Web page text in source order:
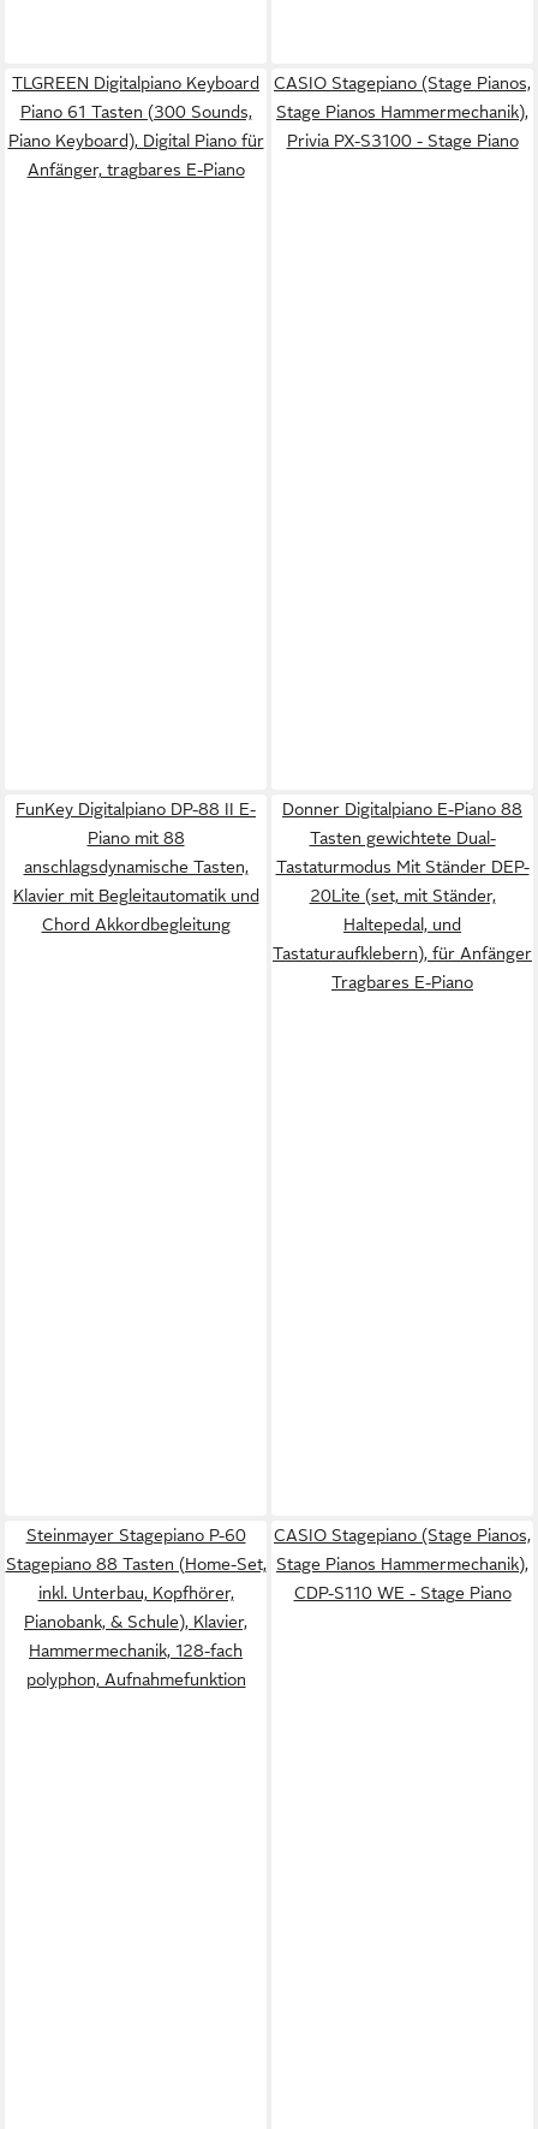
TLGREEN Digitalpiano Keyboard
Piano 61 Tasten (300 Sounds,
Piano Keyboard), Digital Piano für
Anfänger, tragbares E-Piano
CASIO Stagepiano (Stage Pianos,
Stage Pianos Hammermechanik),
Privia PX-S3100 - Stage Piano
FunKey Digitalpiano DP-88 II E-
Piano mit 88
anschlagsdynamische Tasten,
Klavier mit Begleitautomatik und
Chord Akkordbegleitung
Donner Digitalpiano E-Piano 88
Tasten gewichtete Dual-
Tastaturmodus Mit Ständer DEP-
20Lite (set, mit Ständer,
Haltepedal, und
Tastaturaufklebern), für Anfänger
Tragbares E-Piano
Steinmayer Stagepiano P-60
Stagepiano 88 Tasten (Home-Set,
inkl. Unterbau, Kopfhörer,
Pianobank, & Schule), Klavier,
Hammermechanik, 128-fach
polyphon, Aufnahmefunktion
CASIO Stagepiano (Stage Pianos,
Stage Pianos Hammermechanik),
CDP-S110 WE - Stage Piano